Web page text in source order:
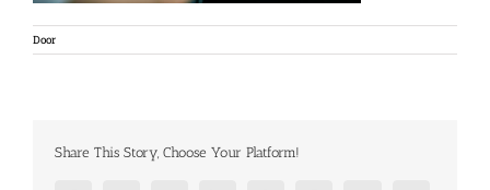
Door
Share This Story, Choose Your Platform!